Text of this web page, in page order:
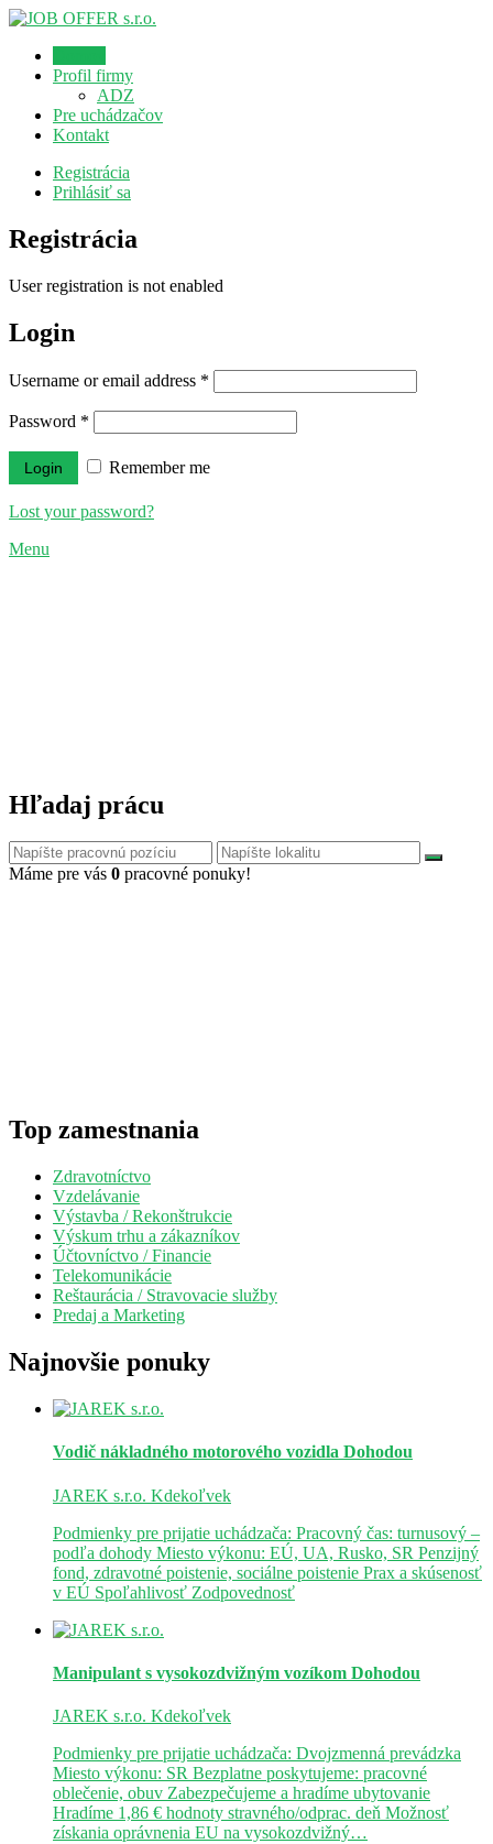
Profil firmy
ADZ
Pre uchádzačov
Kontakt
Registrácia
Prihlásiť sa
Registrácia
User registration is not enabled
Login
Username or email address *
Password *
Remember me
Lost your password?
Menu
Hľadaj prácu
Máme pre vás 0 pracovné ponuky!
Top zamestnania
Zdravotníctvo
Vzdelávanie
Výstavba / Rekonštrukcie
Výskum trhu a zákazníkov
Účtovníctvo / Financie
Telekomunikácie
Reštaurácia / Stravovacie služby
Predaj a Marketing
Najnovšie ponuky
Vodič nákladného motorového vozidla Dohodou
JAREK s.r.o. Kdekoľvek
Podmienky pre prijatie uchádzača: Pracovný čas: turnusový –
podľa dohody Miesto výkonu: EÚ, UA, Rusko, SR Penzijný
fond, zdravotné poistenie, sociálne poistenie Prax a skúsenosť
v EÚ Spoľahlivosť Zodpovednosť
Manipulant s vysokozdvižným vozíkom Dohodou
JAREK s.r.o. Kdekoľvek
Podmienky pre prijatie uchádzača: Dvojzmenná prevádzka
Miesto výkonu: SR Bezplatne poskytujeme: pracovné
oblečenie, obuv Zabezpečujeme a hradíme ubytovanie
Hradíme 1,86 € hodnoty stravného/odprac. deň Možnosť
získania oprávnenia EU na vysokozdvižný…